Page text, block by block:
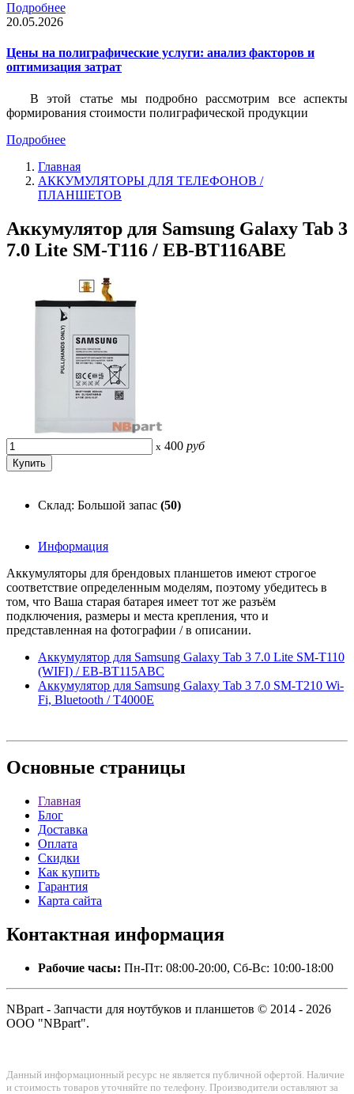
Подробнее
20.05.2026
Цены на полиграфические услуги: анализ факторов и
оптимизация затрат
В этой статье мы подробно рассмотрим все аспекты
формирования стоимости полиграфической продукции
Подробнее
Главная
АККУМУЛЯТОРЫ ДЛЯ ТЕЛЕФОНОВ /
ПЛАНШЕТОВ
Аккумулятор для Samsung Galaxy Tab 3
7.0 Lite SM-T116 / EB-BT116ABE
x 400 руб
Склад: Большой запас (50)
Информация
Аккумуляторы для брендовых планшетов имеют строгое
соответствие определенным моделям, поэтому убедитесь в
том, что Ваша старая батарея имеет тот же разъём
подключения, размеры и места крепления, что и
представленная на фотографии / в описании.
Аккумулятор для Samsung Galaxy Tab 3 7.0 Lite SM-T110
(WIFI) / EB-BT115ABC
Аккумулятор для Samsung Galaxy Tab 3 7.0 SM-T210 Wi-
Fi, Bluetooth / T4000E
Основные страницы
Главная
Блог
Доставка
Оплата
Скидки
Как купить
Гарантия
Карта сайта
Контактная информация
Рабочие часы: Пн-Пт: 08:00-20:00, Сб-Вс: 10:00-18:00
NBpart - Запчасти для ноутбуков и планшетов © 2014 - 2026
ООО "NBpart".
Данный информационный ресурс не является публичной офертой. Наличие
и стоимость товаров уточняйте по телефону. Производители оставляют за